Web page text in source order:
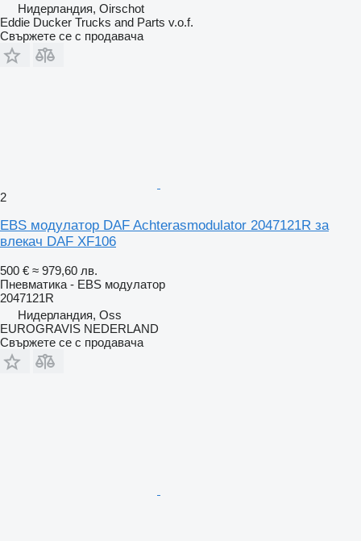
Нидерландия, Oirschot
Eddie Ducker Trucks and Parts v.o.f.
Свържете се с продавача
2
EBS модулатор DAF Achterasmodulator 2047121R за
влекач DAF XF106
500 € ≈ 979,60 лв.
Пневматика - EBS модулатор
2047121R
Нидерландия, Oss
EUROGRAVIS NEDERLAND
Свържете се с продавача